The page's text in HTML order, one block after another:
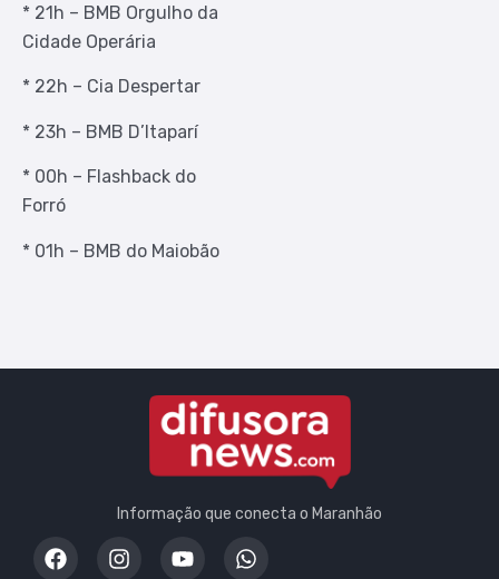
* 21h – BMB Orgulho da
Cidade Operária
* 22h – Cia Despertar
* 23h – BMB D’Itaparí
* 00h – Flashback do
Forró
* 01h – BMB do Maiobão
Informação que conecta o Maranhão